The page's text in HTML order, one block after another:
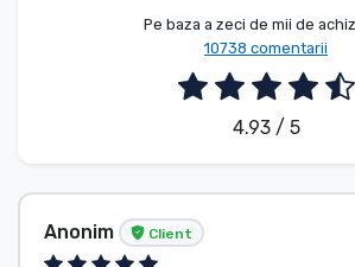
Pe baza a zeci de mii de
10738 comentarii
4.93 / 5
Anonim Client